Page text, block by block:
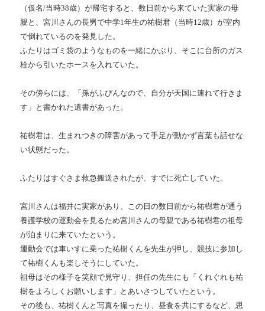
（仮名/当時38歳）が帰宅すると、数日前から来ていた実家の母
親と、宮川さんの長男で中学1年生の祐樹君（当時12歳）が室内
で倒れているのを発見した。
ふたりはゴミ袋のようなものを一緒にかぶり、そこに台所のガス
栓から引いたホースを入れていた。
その傍らには、「孫がふびんなので、自分が天国に連れて行きま
す」と書かれた遺書があった。
祐樹君は、生まれつきの障害があって手足が動かず言葉も話せな
い状態だった。
ふたりはすぐさま救急搬送されたが、すでに死亡していた。
宮川さんは福井に実家があり、この日の数日前から祐樹君が通う
養護学校の運動会を見るため宮川さんの母親である祐樹君の祖母
が泊まりに来ていたという。
運動会では車いすに乗った祐樹くんを先生が押し、競技に参加し
て祐樹くんも楽しそうにしていた。
祖母はその様子を笑顔で見守り、担任の先生にも「くれぐれも祐
樹をよろしくお願いします」とあいさつしていたという。
その後も、祐樹くんと写真を撮ったり、昼食を共にするなど、思